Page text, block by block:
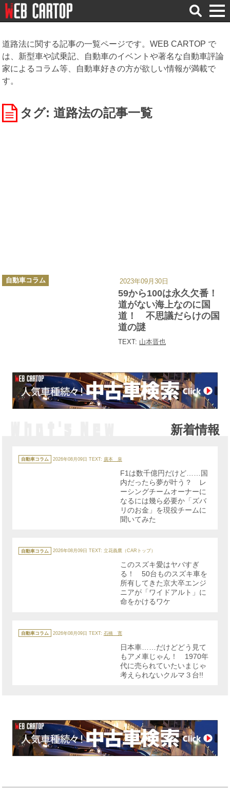
検
索
道路法に関する記事の一覧ページです。WEB CARTOP で
は、新型車や試乗記、自動車のイベントや著名な自動車評論
家によるコラム等、自動車好きの方が欲しい情報が満載で
す。
タグ: 道路法の記事一覧
59から100は永久欠番！
道がない海上なのに国
道！ 不思議だらけの国
道の謎
TEXT: 山本晋也
カ
テ
自動車コラム 2023年09月30日
新着情報
カ
テ
ゴ
自動車コラム 2026年08月09日 TEXT: 廣本 泉
F1は数千億円だけど……国
内だったら夢が叶う？ レ
ーシングチームオーナーに
なるには幾ら必要か「ズバ
リのお金」を現役チームに
聞いてみた
テ
ゴ
自動車コラム 2026年08月09日 TEXT: 立花義鷹（CARトップ）
このスズキ愛はヤバすぎ
る！ 50台ものスズキ車を
所有してきた京大卒エンジ
ニアが「ワイドアルト」に
命をかけるワケ
テ
ゴ
自動車コラム 2026年08月09日 TEXT: 石橋 寛
日本車……だけどどう見て
もアメ車じゃん！ 1970年
代に売られていたいまじゃ
考えられないクルマ３台!!